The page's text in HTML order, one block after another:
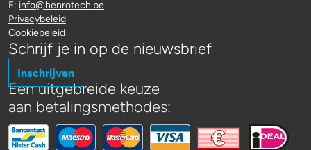
E: info@henrotech.be
Privacybeleid
Cookiebeleid
Schrijf je in op de nieuwsbrief
Inschrijven
Een uitgebreide keuze
aan betalingsmethodes: